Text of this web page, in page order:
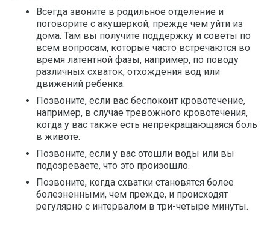
Всегда звоните в родильное отделение и
поговорите с акушеркой, прежде чем уйти из
дома. Там вы получите поддержку и советы по
всем вопросам, которые часто встречаются во
время латентной фазы, например, по поводу
различных схваток, отхождения вод или
движений ребенка.
Позвоните, если вас беспокоит кровотечение,
например, в случае тревожного кровотечения,
когда у вас также есть непрекращающаяся боль
в животе.
Позвоните, если у вас отошли воды или вы
подозреваете, что это произошло.
Позвоните, когда схватки становятся более
болезненными, чем прежде, и происходят
регулярно с интервалом в три-четыре минуты.